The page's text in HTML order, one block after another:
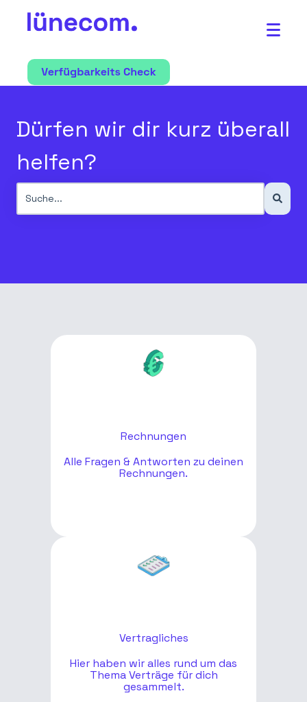
Dürfen wir dir kurz überall
helfen?
Rechnungen
Alle Fragen & Antworten zu deinen
Rechnungen.
Vertragliches
Hier haben wir alles rund um das
Thema Verträge für dich
gesammelt.